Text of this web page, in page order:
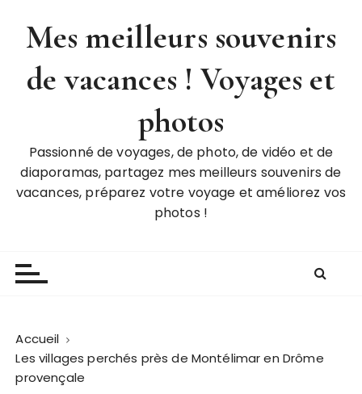
Mes meilleurs souvenirs
de vacances ! Voyages et
photos
Passionné de voyages, de photo, de vidéo et de
diaporamas, partagez mes meilleurs souvenirs de
vacances, préparez votre voyage et améliorez vos
photos !
Accueil
Les villages perchés près de Montélimar en Drôme
provençale